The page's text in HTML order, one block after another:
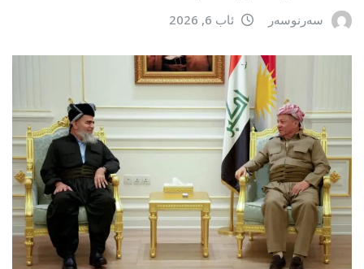
سەرنوسەر ئاب 6, 2026